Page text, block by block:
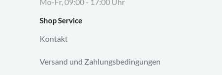
Shop Service
Kontakt
Versand und Zahlungsbedingungen